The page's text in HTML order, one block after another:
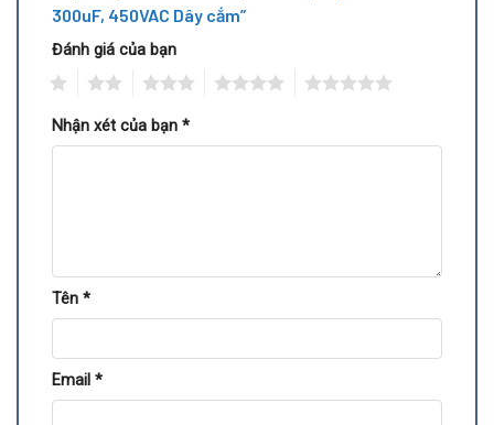
300uF, 450VAC Dây cắm”
Đánh giá của bạn
Nhận xét của bạn *
Tên *
Email *